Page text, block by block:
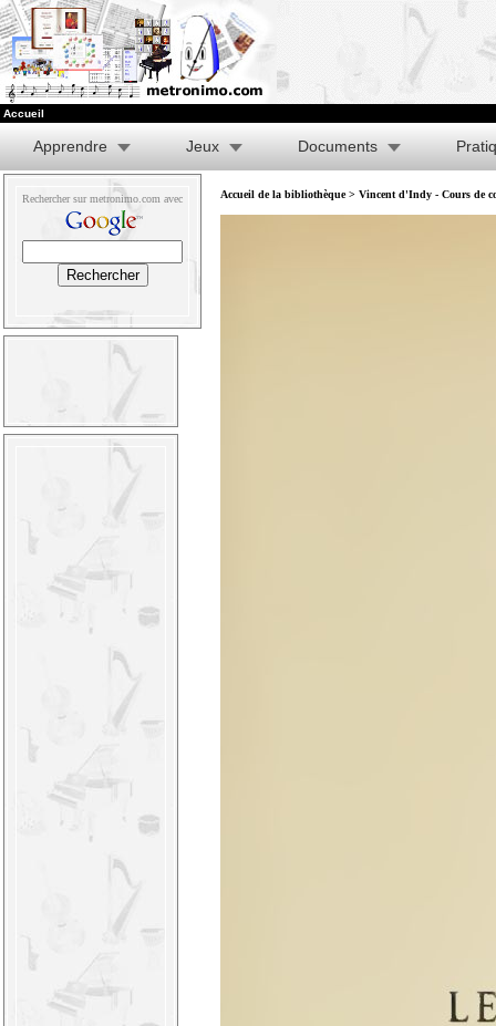
Accueil
Apprendre Jeux Documents
Rechercher sur metronimo.com avec Accueil de la bibliothèque> Vincent d'Indy - Cours de